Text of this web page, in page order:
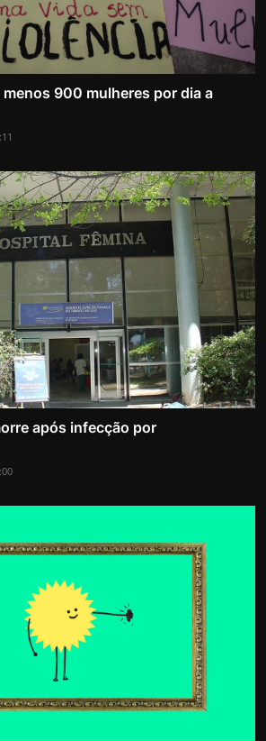
900 mulheres por dia a
após infecção por